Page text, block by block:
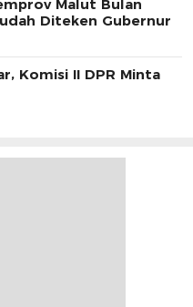
Malut Bulan
Diteken Gubernur
Komisi II DPR Minta